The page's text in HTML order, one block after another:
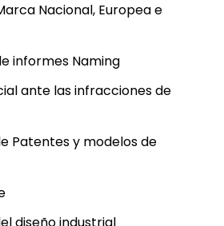
Nacional, Europea e
informes Naming
ante las infracciones de
Patentes y modelos de